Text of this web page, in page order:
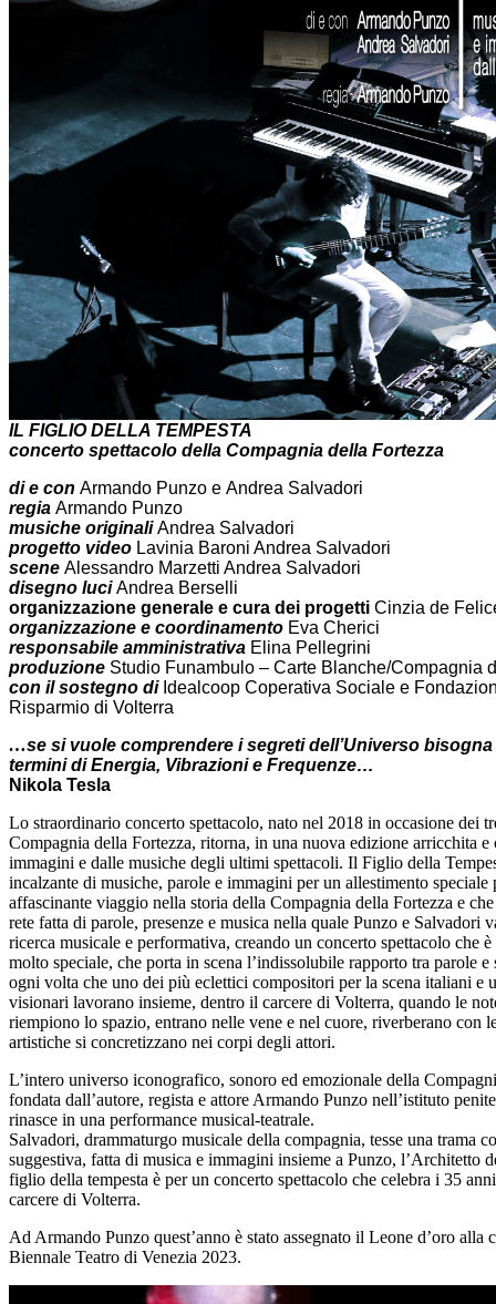
IL FIGLIO DELLA TEMPESTA
concerto spettacolo della Compagnia della Fortezza
di e con Armando Punzo e Andrea Salvadori
regia Armando Punzo
musiche originaliAndrea Salvadori
progetto video Lavinia Baroni Andrea Salvadori
scene Alessandro Marzetti Andrea Salvadori
disegno luciAndrea Berselli
organizzazione generale e cura dei progetti Cinzia de
organizzazione e coordinamento Eva Cherici
responsabile amministrativa Elina Pellegrini
produzione Studio Funambulo – Carte Blanche/Compagnia
con il sostegno diIdealcoop Coperativa Sociale e
Risparmio di Volterra
…se si vuole comprendere i segreti dell’Universo
termini di Energia, Vibrazioni e Frequenze…
Nikola Tesla
Lo straordinario concerto spettacolo, nato nel 2018 in occasione dei
Compagnia della Fortezza, ritorna, in una nuova edizione arricchita e
immagini e dalle musiche degli ultimi spettacoli. Il Figlio della
incalzante di musiche, parole e immagini per un allestimento speciale
affascinante viaggio nella storia della Compagnia della Fortezza e
rete fatta di parole, presenze e musica nella quale Punzo e Salvadori
ricerca musicale e performativa, creando un concerto spettacolo che
molto speciale, che porta in scena l’indissolubile rapporto tra parole e
ogni volta che uno dei più eclettici compositori per la scena italiani e
visionari lavorano insieme, dentro il carcere di Volterra, quando le
riempiono lo spazio, entrano nelle vene e nel cuore, riverberano con
artistiche si concretizzano nei corpi degli attori.
L’intero universo iconografico, sonoro ed emozionale della
fondata dall’autore, regista e attore Armando Punzo nell’istituto
rinasce in una performance musical-teatrale.
Salvadori, drammaturgo musicale della compagnia, tesse una trama
suggestiva, fatta di musica e immagini insieme a Punzo, l’Architetto
figlio della tempesta è per un concerto spettacolo che celebra i 35
carcere di Volterra.
Ad Armando Punzo quest’anno è stato assegnato il Leone d’oro alla
Biennale Teatro di Venezia 2023.